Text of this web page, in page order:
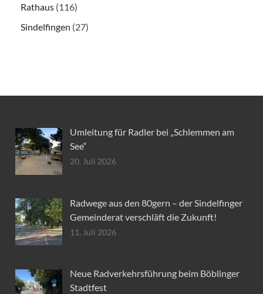
Rathaus (116)
Sindelfingen (27)
Umleitung für Radler bei „Schlemmen am
See“
20. Juli 2026
Radwege aus den 80gern – der Sindelfinger
Gemeinderat verschläft die Zukunft!
11. Juli 2026
Neue Radverkehrsführung beim Böblinger
Stadtfest